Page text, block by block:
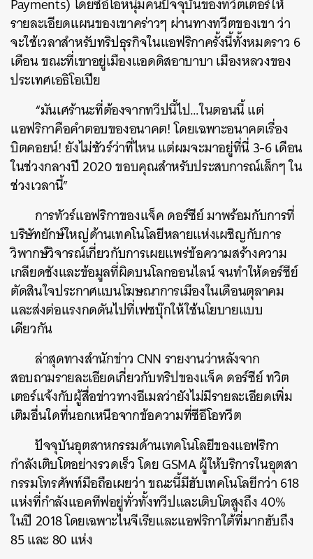
รายละเอียดแผนของเขาคร่าวๆ ผ่านทางทวีตของเขา ว่า
จะใช้เวลาสำหรับทริปธุรกิจในแอฟริกาครั้งนี้ทั้งหมดราว 6
เดือน ขณะที่เขาอยู่เมืองแอดดิสอาบาบา เมืองหลวงของ
ประเทศเอธิโอเปีย
“มันเศร้านะที่ต้องจากทวีปนี้ไป…ในตอนนี้ แต่
แอฟริกาคือคำตอบของอนาคต! โดยเฉพาะอนาคตเรื่อง
บิตคอยน์! ยังไม่ชัวร์ว่าที่ไหน แต่ผมจะมาอยู่ที่นี่ 3-6 เดือน
ในช่วงกลางปี 2020 ขอบคุณสำหรับประสบการณ์เล็กๆ ใน
ช่วงเวลานี้”
การทัวร์แอฟริกาของแจ็ค ดอร์ซีย์ มาพร้อมกับการที่
บริษัทยักษ์ใหญ่ด้านเทคโนโลยีหลายแห่งเผชิญกับการ
วิพากษ์วิจารณ์เกี่ยวกับการเผยแพร่ข้อความสร้างความ
เกลียดชังและข้อมูลที่ผิดบนโลกออนไลน์ จนทำให้ดอร์ซีย์
ตัดสินใจประกาศแบนโฆษณาการเมืองในเดือนตุลาคม
และส่งต่อแรงกดดันไปที่เฟซบุ๊กให้ใช้นโยบายแบบ
เดียวกัน
ล่าสุดทางสำนักข่าว CNN รายงานว่าหลังจาก
สอบถามรายละเอียดเกี่ยวกับทริปของแจ็ค ดอร์ซีย์ ทวิต
เตอร์แจ้งกับผู้สื่อข่าวทางอีเมลว่ายังไม่มีรายละเอียดเพิ่ม
เติมอื่นใดที่นอกเหนือจากข้อความที่ซีอีโอทวีต
ปัจจุบันอุตสาหกรรมด้านเทคโนโลยีของแอฟริกา
กำลังเติบโตอย่างรวดเร็ว โดย GSMA ผู้ให้บริการในอุตสา
กรรมโทรศัพท์มือถือเผยว่า ขณะนี้มีฮับเทคโนโลยีกว่า 618
แห่งที่กำลังแอคทีฟอยู่ทั่วทั้งทวีปและเติบโตสูงถึง 40%
ในปี 2018 โดยเฉพาะไนจีเรียและแอฟริกาใต้ที่มากฮับถึง
85 และ 80 แห่ง